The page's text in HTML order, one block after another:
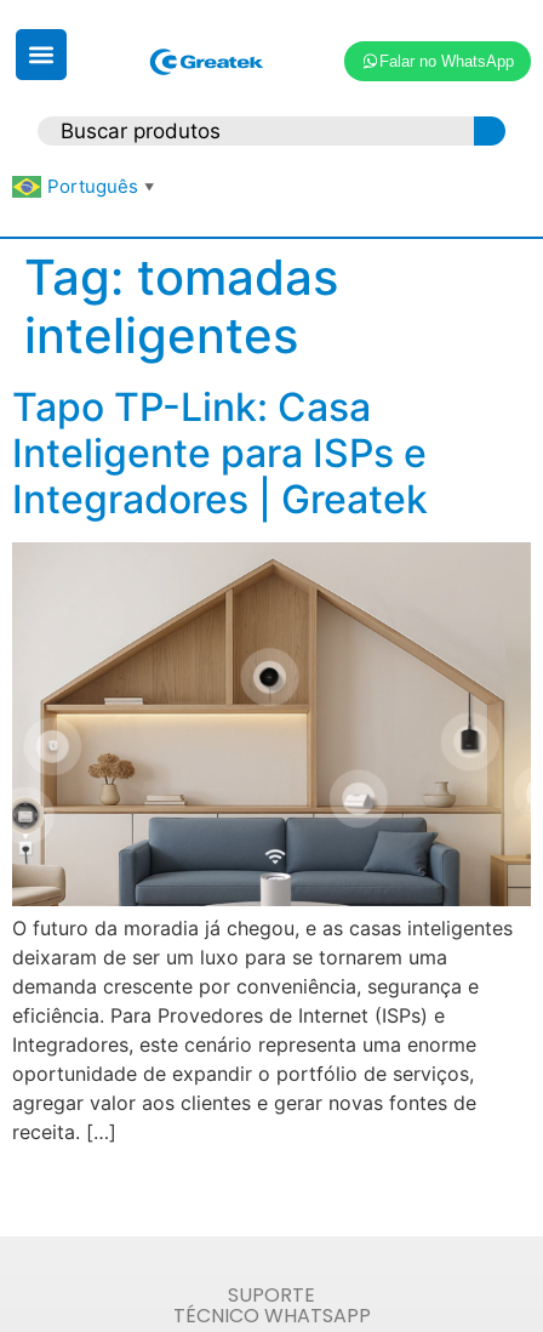
Falar no WhatsApp
Português ▼
Tag: tomadas
inteligentes
Tapo TP-Link: Casa
Inteligente para ISPs e
Integradores | Greatek
O futuro da moradia já chegou, e as casas inteligentes
deixaram de ser um luxo para se tornarem uma
demanda crescente por conveniência, segurança e
eficiência. Para Provedores de Internet (ISPs) e
Integradores, este cenário representa uma enorme
oportunidade de expandir o portfólio de serviços,
agregar valor aos clientes e gerar novas fontes de
receita. […]
SUPORTE
TÉCNICO WHATSAPP